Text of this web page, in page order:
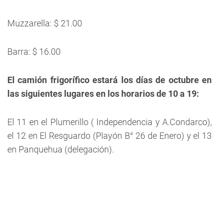
Muzzarella: $ 21.00
Barra: $ 16.00
El camión frigorífico estará los días de octubre en
las siguientes lugares en los horarios de 10 a 19:
El 11 en el Plumerillo ( Independencia y A.Condarco),
el 12 en El Resguardo (Playón B° 26 de Enero) y el 13
en Panquehua (delegación).